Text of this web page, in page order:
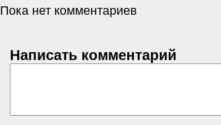
Пока нет комментариев
Написать комментарий